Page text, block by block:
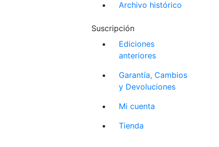
Archivo histórico
Suscripción
Ediciones
anteriores
Garantía, Cambios
y Devoluciones
Mi cuenta
Tienda